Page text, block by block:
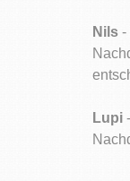
Nils -
Lupi